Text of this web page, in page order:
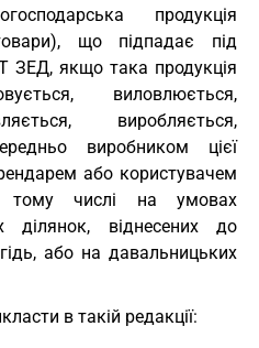
продукція
товари), що підпадає під
ЗЕД, якщо така продукція
виловлюється,
виробляється,
виробником цієї
або користувачем
числі на умовах
ділянок, віднесених до
або на давальницьких
в такій редакції: